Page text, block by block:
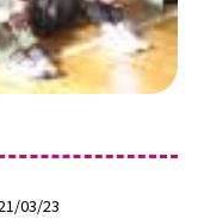
03/23